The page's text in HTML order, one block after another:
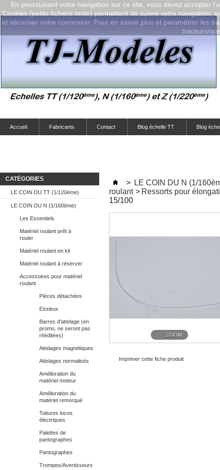
Accueil Fabricants Contact Blog échelle TT Blog
CATÉGORIES
LE COIN DU TT (1/120ème)
LE COIN DU N (1/160ème)
Les Essentiels
Matériel roulant prêt à
rouler
Matériel roulant en kit
Matériel roulant à réserver
Accessoires pour matériel
roulant
Pièces détachées
Essieux
Barres d'attelage (en
promo, ne seront pas
rééditées)
Attelages magnétiques
Attelages normalisés
Amélioration du
matériel moteur
Amélioration du
matériel remorqué
Toitures locos
électriques
Palettes de
pantographes
Pantographes
Trompes/Avertisseurs
> LE COIN DU N (1/
roulant > Ressorts pour
15/100
ZOOM
Imprimer cette fiche produit
En poursuivant votre navigation sur ce site, vous devez accepter
Cookies (petits fichiers texte) permettent de suivre votre navigation,
et sécuriser votre connexion. Pour en savoir plus et paramétrer les
traceurs/